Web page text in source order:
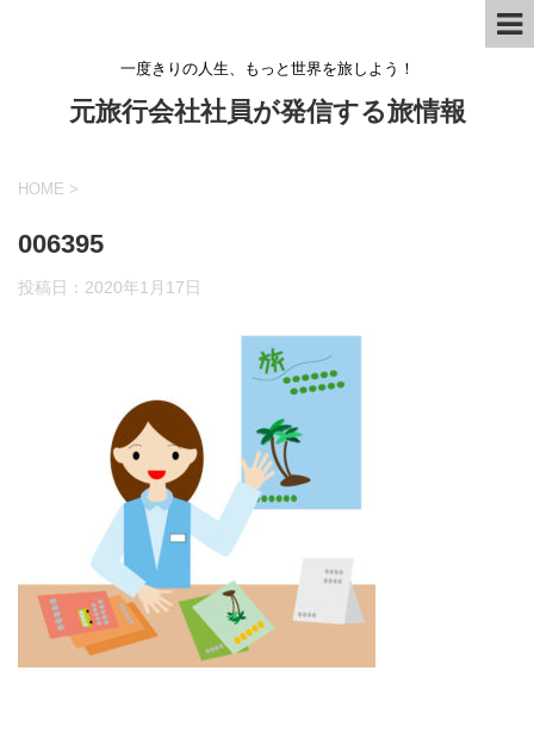
一度きりの人生、もっと世界を旅しよう！
元旅行会社社員が発信する旅情報
HOME >
006395
投稿日： 2020年1月17日